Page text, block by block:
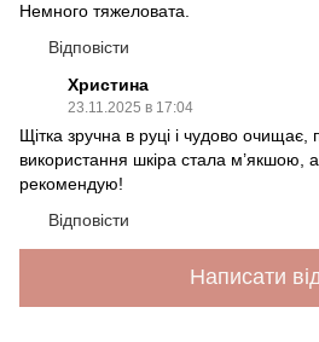
Немного тяжеловата.
Відповісти
Христина
23.11.2025 в 17:04
Щітка зручна в руці і чудово очищає,
використання шкіра стала м’якшою,
рекомендую!
Відповісти
Написати